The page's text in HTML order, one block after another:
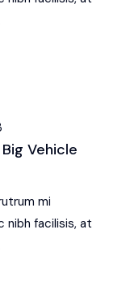
Vehicle
mi
nibh facilisis, at